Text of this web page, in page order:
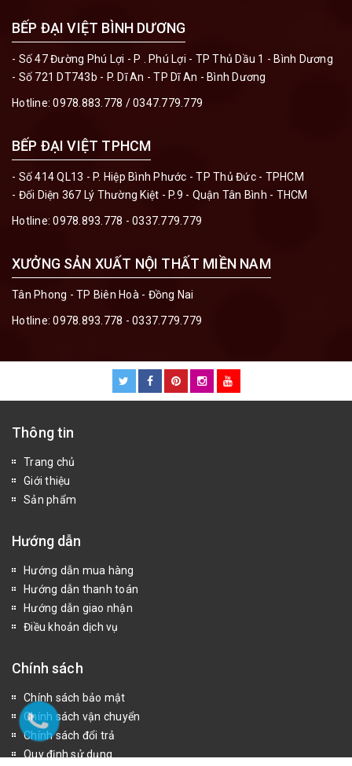
BẾP ĐẠI VIỆT BÌNH DƯƠNG
- Số 47 Đường Phú Lợi - P . Phú Lợi - TP Thủ Dầu 1 - Bình Dương
- Số 721 DT743b - P. Dĩ An - TP Dĩ An - Bình Dương
Hotline:0978.883.778 / 0347.779.779
BẾP ĐẠI VIỆT TPHCM
- Số 414 QL13 - P. Hiệp Bình Phước - TP Thủ Đức - TPHCM
- Đối Diện 367 Lý Thường Kiệt - P.9 - Quận Tân Bình - THCM
Hotline:0978.893.778 - 0337.779.779
XƯỞNG SẢN XUẤT NỘI THẤT MIỀN NAM
Tân Phong - TP Biên Hoà - Đồng Nai
Hotline:0978.893.778 - 0337.779.779
Thông tin
Trang chủ
Giới thiệu
Sản phẩm
Hướng dẫn
Hướng dẫn mua hàng
Hướng dẫn thanh toán
Hướng dẫn giao nhận
Điều khoản dịch vụ
Chính sách
Chính sách bảo mật
Chính sách vận chuyển
Chính sách đổi trả
Quy định sử dụng